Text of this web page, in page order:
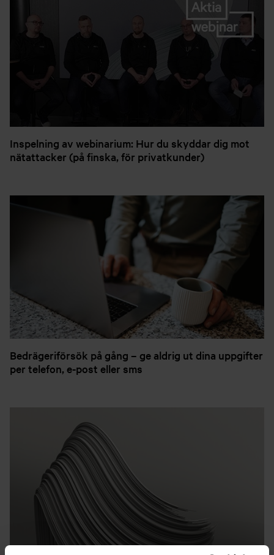
Inspelning av webinarium: Hur du skyddar dig mot
nätattacker (på finska, för privatkunder)
Bedrägeriförsök på gång – ge aldrig ut dina uppgifter
per telefon, e-post eller sms